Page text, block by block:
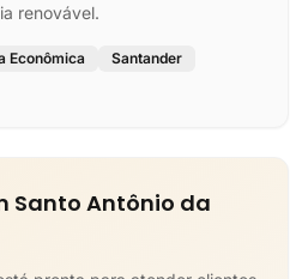
renovável.
Econômica
Santander
Santo Antônio da